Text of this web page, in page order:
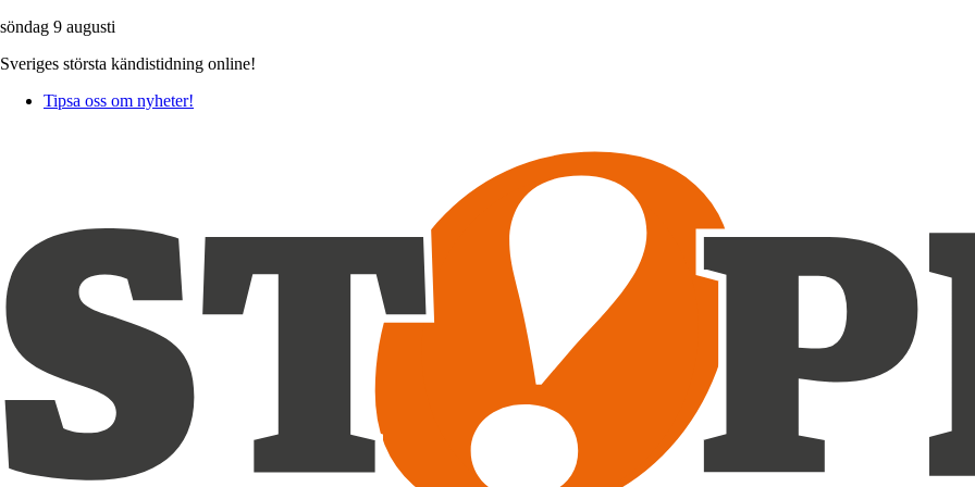
söndag 9 augusti
Sveriges största kändistidning online!
Tipsa oss om nyheter!